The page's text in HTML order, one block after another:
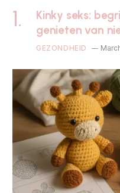
Kinky seks:
genieten van
GEZONDHEID